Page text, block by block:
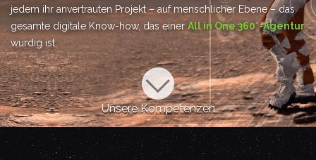
jedem ihr anvertrauten Projekt – auf menschlicher Ebene – das
gesamte digitale Know-how, das einer All in One 360°-Agentur
würdig ist.
Unsere Kompetenzen